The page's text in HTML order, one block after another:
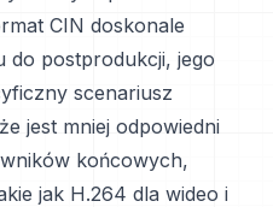
CIN doskonale
do postprodukcji, jego
scenariusz
jest mniej odpowiedni
końcowych,
jak H.264 dla wideo i